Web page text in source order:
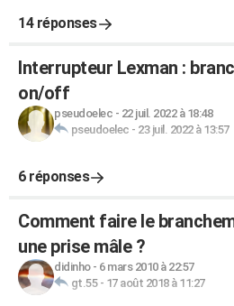
14 réponses
Interrupteur Lexman :
on/off
pseudoelec - 22 juil. 2022 à 18:48
pseudoelec - 23 juil. 2022 à 13:57
6 réponses
Comment faire le
une prise mâle ?
didinho- 6 mars 2010 à 22:57
gt.55- 17 août 2018 à 11:27